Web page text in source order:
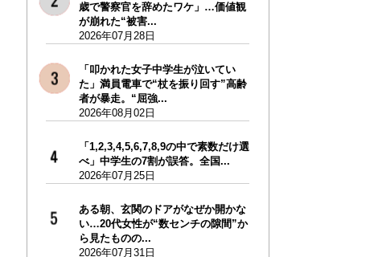
歳で警察官を辞めたワケ」…価値観
が崩れた“被害...
2026年07月28日
「叩かれた女子中学生が泣いてい
た」満員電車で“杖を振り回す”高齢
者が暴走。“屈強...
2026年08月02日
「1,2,3,4,5,6,7,8,9の中で素数だけ選
べ」中学生の7割が誤答。全国...
2026年07月25日
ある朝、玄関のドアがなぜか開かな
い…20代女性が“数センチの隙間”か
ら見たものの...
2026年07月31日